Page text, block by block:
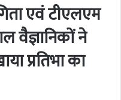
एवं टीएलएम
वैज्ञानिकों ने
प्रतिभा का